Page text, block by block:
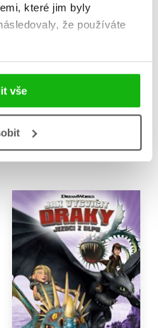
které jim byly
že používáte
vše
Podlý král
319 Kč399 Kč